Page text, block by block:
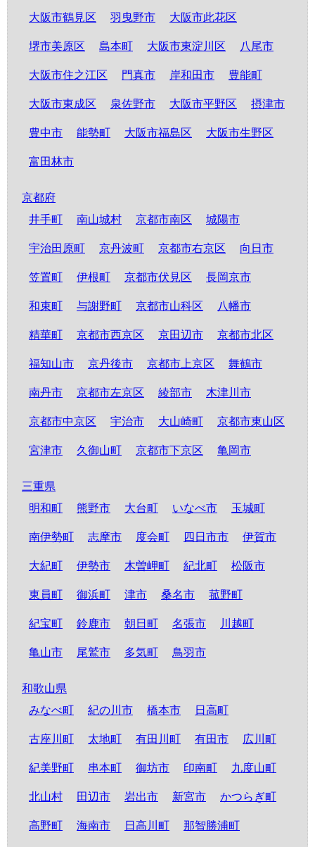
大阪市鶴見区 羽曳野市 大阪市此花区
堺市美原区 島本町 大阪市東淀川区 八尾市
大阪市住之江区 門真市 岸和田市 豊能町
大阪市東成区 泉佐野市 大阪市平野区 摂津市
豊中市 能勢町 大阪市福島区 大阪市生野区
富田林市
京都府
井手町
南山城村 京都市南区 城陽市
宇治田原町 京丹波町 京都市右京区 向日市
笠置町 伊根町 京都市伏見区 長岡京市
和束町 与謝野町 京都市山科区 八幡市
精華町 京都市西京区 京田辺市 京都市北区
福知山市 京丹後市 京都市上京区 舞鶴市
南丹市 京都市左京区 綾部市 木津川市
京都市中京区 宇治市 大山崎町 京都市東山区
宮津市 久御山町 京都市下京区 亀岡市
三重県
明和町
熊野市 大台町 いなべ市 玉城町
南伊勢町 志摩市 度会町 四日市市 伊賀市
大紀町 伊勢市 木曽岬町 紀北町 松阪市
東員町 御浜町 津市 桑名市 菰野町
紀宝町 鈴鹿市 朝日町 名張市 川越町
亀山市 尾鷲市 多気町 鳥羽市
和歌山県
みなべ町
紀の川市 橋本市 日高町
古座川町 太地町 有田川町 有田市 広川町
紀美野町 串本町 御坊市 印南町 九度山町
北山村 田辺市 岩出市 新宮市 かつらぎ町
高野町 海南市 日高川町 那智勝浦町